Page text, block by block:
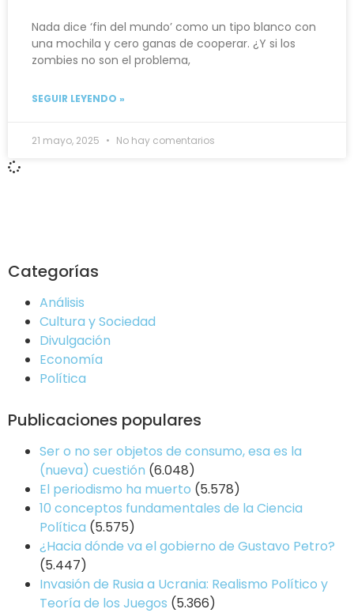
Nada dice ‘fin del mundo’ como un tipo blanco con
una mochila y cero ganas de cooperar. ¿Y si los
zombies no son el problema,
SEGUIR LEYENDO »
21 mayo, 2025 No hay comentarios
Categorías
Análisis
Cultura y Sociedad
Divulgación
Economía
Política
Publicaciones populares
Ser o no ser objetos de consumo, esa es la
(nueva) cuestión (6.048)
El periodismo ha muerto (5.578)
10 conceptos fundamentales de la Ciencia
Política (5.575)
¿Hacia dónde va el gobierno de Gustavo Petro?
(5.447)
Invasión de Rusia a Ucrania: Realismo Político y
Teoría de los Juegos (5.366)